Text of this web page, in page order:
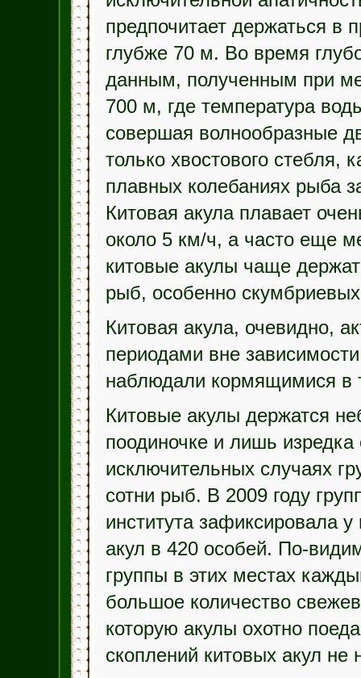
предпочитает держаться в
глубже 70 м. Во время
данным, полученным при
700 м, где температура
совершая волнообразные
только хвостового стебля,
плавных колебаниях рыба
Китовая акула плавает
около 5 км/ч, а часто еще
китовые акулы чаще
рыб, особенно
Китовая акула, очевидно,
периодами вне
наблюдали кормящимися в
Китовые акулы держатся
поодиночке и лишь
исключительных случаях
сотни рыб. В 2009 году
института зафиксировала
акул в 420 особей. По-
группы в этих местах
большое количество
которую акулы охотно
скоплений китовых акул не